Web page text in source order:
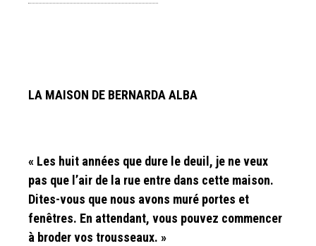
LA MAISON DE BERNARDA ALBA
« Les huit années que dure le deuil, je ne veux
pas que l’air de la rue entre dans cette maison.
Dites-vous que nous avons muré portes et
fenêtres. En attendant, vous pouvez commencer
à broder vos trousseaux. »